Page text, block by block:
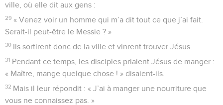
ville, où elle dit aux gens :
29 « Venez voir un homme qui m’a dit tout ce que j’ai fait.
Serait-il peut-être le Messie ? »
30 Ils sortirent donc de la ville et vinrent trouver Jésus.
31 Pendant ce temps, les disciples priaient Jésus de manger :
« Maître, mange quelque chose ! » disaient-ils.
32 Mais il leur répondit : « J’ai à manger une nourriture que
vous ne connaissez pas. »